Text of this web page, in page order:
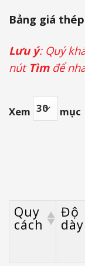
Bảng giá
Lưu ý: Quý
nút Tìmđể
Xem mục
Quy
cách
Độ
dày